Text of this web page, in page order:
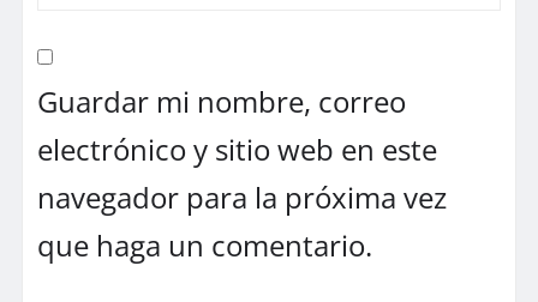
Guardar mi nombre, correo
electrónico y sitio web en este
navegador para la próxima vez
que haga un comentario.